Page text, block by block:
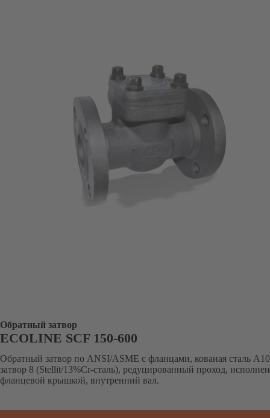
Обратный затвор
ECOLINE SCF 150-600
Обратный затвор по ANSI/ASME с фланцами, кованая сталь
затвор 8 (Stellit/13%Cr-сталь), редуцированный проход,
фланцевой крышкой, внутренний вал.